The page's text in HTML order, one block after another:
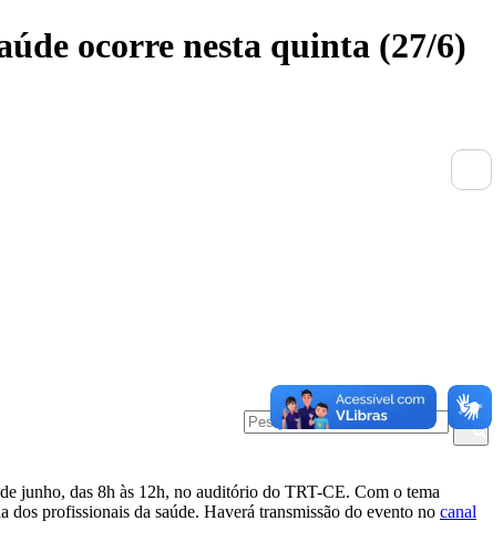
ocorre nesta quinta (27/6)
junho, das 8h às 12h, no auditório do TRT-CE. Com o tema
profissionais da saúde. Haverá transmissão do evento no canal